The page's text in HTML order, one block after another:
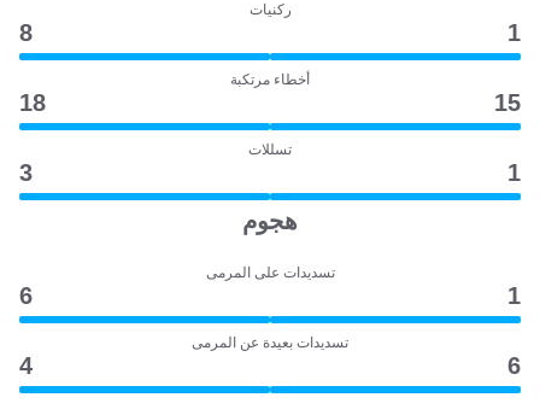
ركنيات
1
8
أخطاء مرتكبة
15
18
تسللات
1
3
هجوم
تسديدات على المرمى
1
6
تسديدات بعيدة عن المرمى
6
4